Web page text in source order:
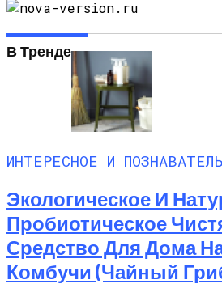
В Тренде
ИНТЕРЕСНОЕ И
Экологическое И
Пробиотическое
Средство Для Дома
Комбучи (чайный